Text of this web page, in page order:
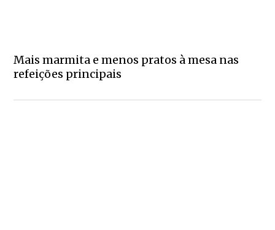
Mais marmita e menos pratos à mesa nas
refeições principais